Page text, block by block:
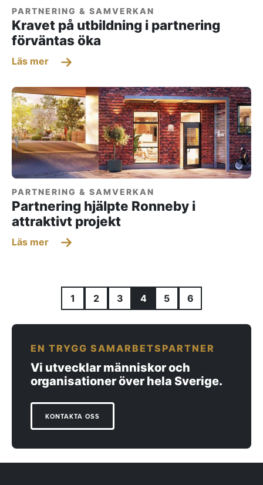
PARTNERING & SAMVERKAN
Kravet på utbildning i partnering
förväntas öka
Läs mer
PARTNERING & SAMVERKAN
Partnering hjälpte Ronneby i
attraktivt projekt
Läs mer
1 2 3 4 5 6
EN TRYGG SAMARBETSPARTNER
Vi utvecklar människor och
organisationer över hela Sverige.
KONTAKTA OSS